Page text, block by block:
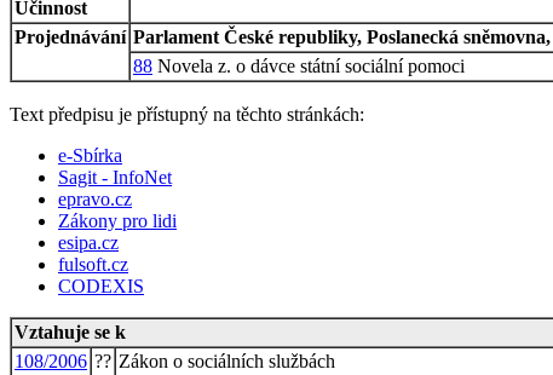
Účinnost
Projednávání Parlament České republiky, Poslanecká
88 Novela z. o dávce státní sociální pomoci
Text předpisu je přístupný na těchto stránkách:
e-Sbírka
Sagit - InfoNet
epravo.cz
Zákony pro lidi
esipa.cz
fulsoft.cz
CODEXIS
Vztahuje se k
108/2006 ?? Zákon o sociálních službách